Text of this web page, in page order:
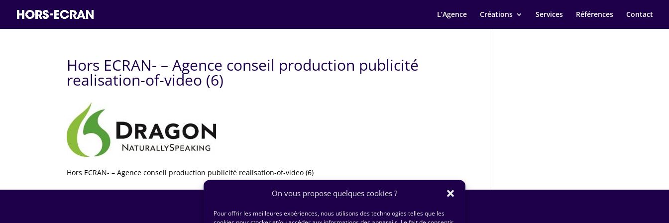
On vous propose quelques cookies ?
Pour offrir les meilleures expériences, nous utilisons des technologies telles que les
L’Agence Créations Services Références Contact
Hors ECRAN- – Agence conseil production publicité
realisation-of-video (6)
Hors ECRAN- – Agence conseil production publicité realisation-of-video (6)